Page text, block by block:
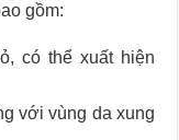
gồm:
có thể xuất hiện
với vùng da xung